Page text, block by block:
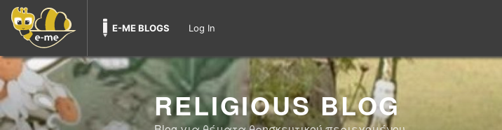
E-ME BLOGS Log In
Skip
to
content
RELIGIOUS BLOG